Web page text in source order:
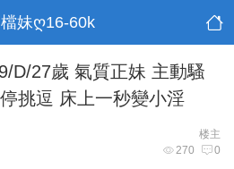
妹ღ16-60k
D/27歲 氣質正妹 主動騷
挑逗 床上一秒變小淫
楼主
270 0